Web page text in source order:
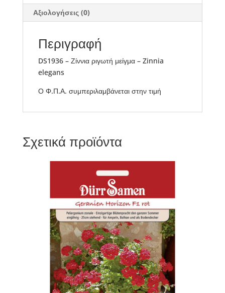
Αξιολογήσεις (0)
Περιγραφή
DS1936 – Ζίννια ριγωτή μείγμα – Zinnia
elegans
Ο Φ.Π.Α. συμπεριλαμβάνεται στην τιμή
Σχετικά προϊόντα